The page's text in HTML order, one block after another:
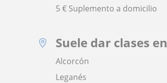
5 € Suplemento a domicilio
Suele dar clases en
Alcorcón
Leganés